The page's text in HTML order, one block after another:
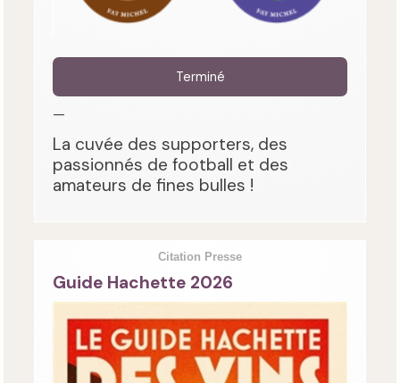
Terminé
—
La cuvée des supporters, des
passionnés de football et des
amateurs de fines bulles !
Citation Presse
Guide Hachette 2026